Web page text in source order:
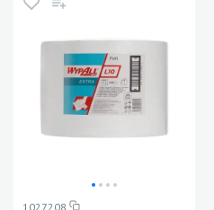
1027208